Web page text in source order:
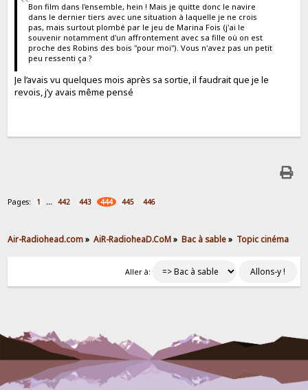
Bon film dans l'ensemble, hein ! Mais je quitte donc le navire
dans le dernier tiers avec une situation à laquelle je ne crois
pas, mais surtout plombé par le jeu de Marina Fois (j'ai le
souvenir notamment d'un affrontement avec sa fille où on est
proche des Robins des bois "pour moi"). Vous n'avez pas un petit
peu ressenti ça ?
Je l’avais vu quelques mois après sa sortie, il faudrait que je le
revois, j’y avais même pensé
Pages: 1 ... 442 443 444 445 446
Air-Radiohead.com» AiR-RadioheaD.CoM» Bac à sable» Topic cinéma
Aller à: